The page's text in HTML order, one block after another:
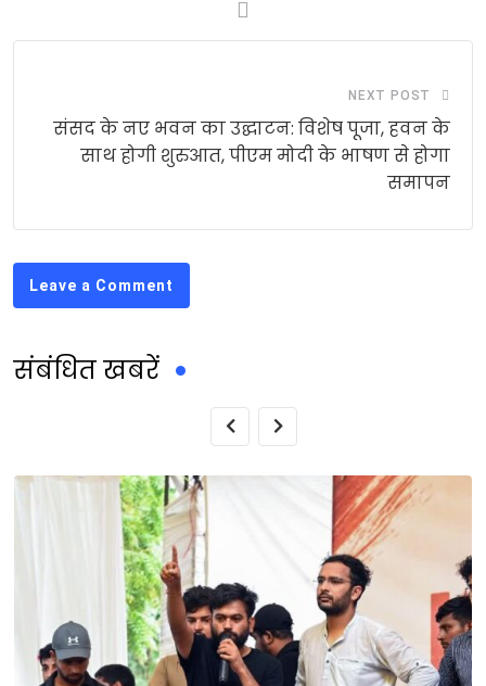
NEXT POST
संसद के नए भवन का उद्घाटन: विशेष पूजा, हवन के
साथ होगी शुरुआत, पीएम मोदी के भाषण से होगा
समापन
Leave a Comment
संबंधित खबरें